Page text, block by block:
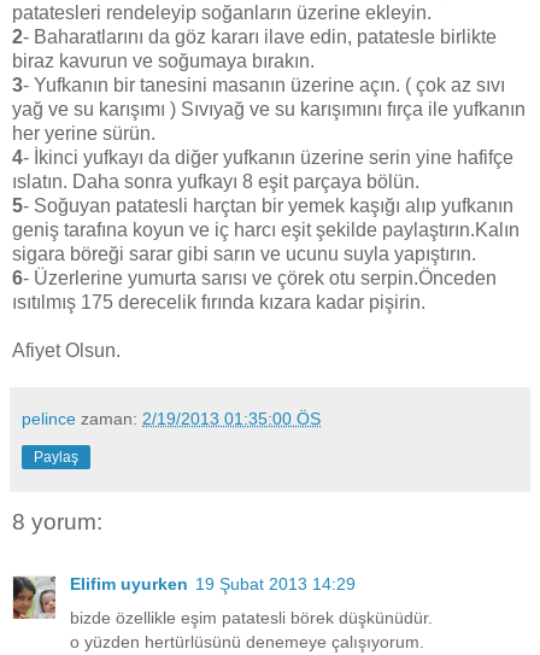
patatesleri rendeleyip soğanların üzerine ekleyin.
2- Baharatlarını da göz kararı ilave edin, patatesle birlikte
biraz kavurun ve soğumaya bırakın.
3- Yufkanın bir tanesini masanın üzerine açın. ( çok az sıvı
yağ ve su karışımı ) Sıvıyağ ve su karışımını fırça ile yufkanın
her yerine sürün.
4- İkinci yufkayı da diğer yufkanın üzerine serin yine hafifçe
ıslatın. Daha sonra yufkayı 8 eşit parçaya bölün.
5- Soğuyan patatesli harçtan bir yemek kaşığı alıp yufkanın
geniş tarafına koyun ve iç harcı eşit şekilde paylaştırın.Kalın
sigara böreği sarar gibi sarın ve ucunu suyla yapıştırın.
6- Üzerlerine yumurta sarısı ve çörek otu serpin.Önceden
ısıtılmış 175 derecelik fırında kızara kadar pişirin.
Afiyet Olsun.
pelince zaman: 2/19/2013 01:35:00 ÖS
Paylaş
8 yorum:
Elifim uyurken 19 Şubat 2013 14:29
bizde özellikle eşim patatesli börek düşkünüdür.
o yüzden hertürlüsünü denemeye çalışıyorum.